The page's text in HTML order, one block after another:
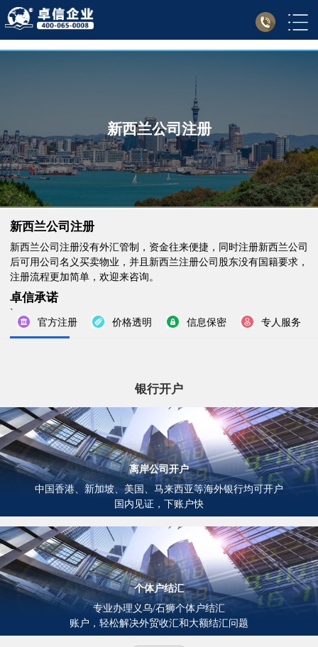
新西兰公司注册
新西兰公司注册
新西兰公司注册没有外汇管制，资金往来便捷，同时注册新西兰公司
后可用公司名义买卖物业，并且新西兰注册公司股东没有国籍要求，
注册流程更加简单，欢迎来咨询。
卓信承诺
`
官方注册
价格透明 信息保密 专人服务
银行开户
离岸公司开户
中国香港、新加坡、美国、马来西亚等海外银行均可开户
国内见证，下账户快
个体户结汇
专业办理义乌/石狮个体户结汇
账户，轻松解决外贸收汇和大额结汇问题